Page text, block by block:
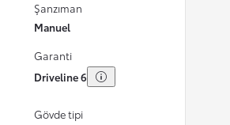
Şanzıman
Manuel
Garanti
Driveline 6
Gövde tipi